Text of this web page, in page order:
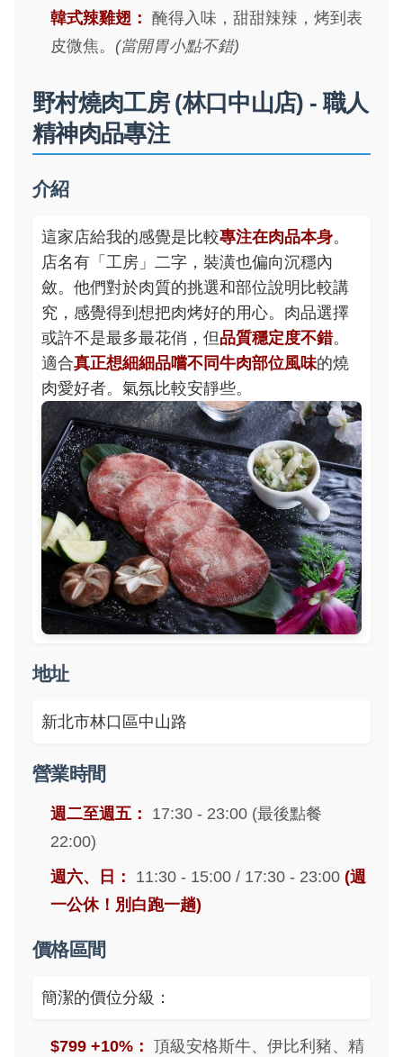
韓式辣雞翅： 醃得入味，甜甜辣辣，烤到表
皮微焦。 (當開胃小點不錯)
野村燒肉工房 (林口中山店) - 職人
精神肉品專注
介紹
這家店給我的感覺是比較專注在肉品本身。
店名有「工房」二字，裝潢也偏向沉穩內
斂。他們對於肉質的挑選和部位說明比較講
究，感覺得到想把肉烤好的用心。肉品選擇
或許不是最多最花俏，但品質穩定度不錯。
適合真正想細細品嚐不同牛肉部位風味的燒
肉愛好者。氣氛比較安靜些。
地址
新北市林口區中山路
營業時間
週二至週五：
17:30 - 23:00 (最後點餐
22:00)
週六、日：
11:30 - 15:00 / 17:30 - 23:00 (週
一公休！別白跑一趟)
價格區間
簡潔的價位分級：
$799 +10%： 頂級安格斯牛、伊比利豬、精